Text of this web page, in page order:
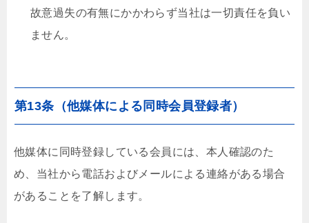
故意過失の有無にかかわらず当社は一切責任を負い
ません。
第13条（他媒体による同時会員登録者）
他媒体に同時登録している会員には、本人確認のた
め、当社から電話およびメールによる連絡がある場合
があることを了解します。